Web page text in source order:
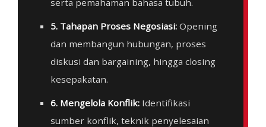
5. Tahapan Proses Negosiasi: Opening
dan membangun hubungan, proses
diskusi dan bargaining, hingga closing
kesepakatan.
6. Mengelola Konflik: Identifikasi
sumber konflik, teknik penyelesaian